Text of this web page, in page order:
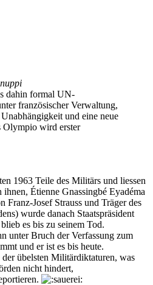
dahin formal UN-
französischer Verwaltung,
und eine neue
Olympio wird erster
1963 Teile des Militärs und liessen
Étienne Gnassingbé Eyadéma
Franz-Josef Strauss und Träger des
wurde danach Staatspräsident
es bis zu seinem Tod.
unter Bruch der Verfassung zum
und er ist es bis heute.
der übelsten Militärdiktaturen, was
nicht hindert,